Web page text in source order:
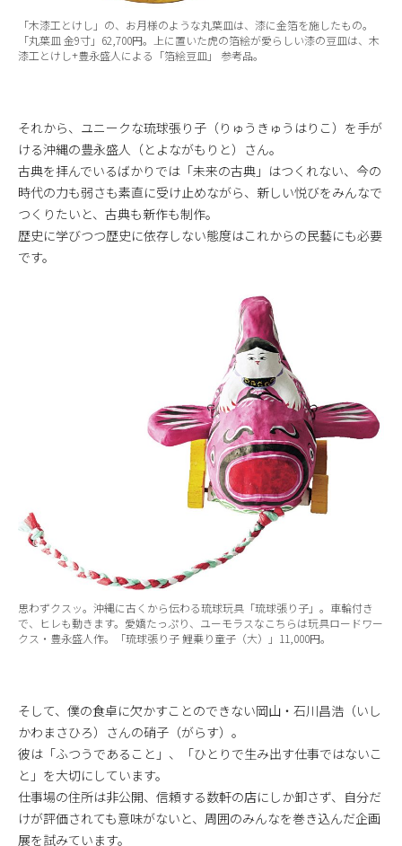
「木漆工とけし」の、お月様のような丸葉皿は、漆に金箔を施したもの。
「丸葉皿 金9寸」62,700円。上に置いた虎の箔絵が愛らしい漆の豆皿は、木
漆工とけし+豊永盛人による「箔絵豆皿」 参考品。
それから、ユニークな琉球張り子（りゅうきゅうはりこ）を手が
ける沖縄の豊永盛人（とよながもりと）さん。
古典を拝んでいるばかりでは「未来の古典」はつくれない、今の
時代の力も弱さも素直に受け止めながら、新しい悦びをみんなで
つくりたいと、古典も新作も制作。
歴史に学びつつ歴史に依存しない態度はこれからの民藝にも必要
です。
思わずクスッ。沖縄に古くから伝わる琉球玩具「琉球張り子」。車輪付き
で、ヒレも動きます。愛嬌たっぷり、ユーモラスなこちらは玩具ロードワー
クス・豊永盛人作。「琉球張り子 鯉乗り童子（大）」11,000円。
そして、僕の食卓に欠かすことのできない岡山・石川昌浩（いし
かわまさひろ）さんの硝子（がらす）。
彼は「ふつうであること」、「ひとりで生み出す仕事ではないこ
と」を大切にしています。
仕事場の住所は非公開、信頼する数軒の店にしか卸さず、自分だ
けが評価されても意味がないと、周囲のみんなを巻き込んだ企画
展を試みています。